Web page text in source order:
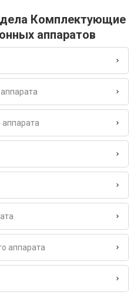
Комплектующие
аппаратов
аппарата
аппарата